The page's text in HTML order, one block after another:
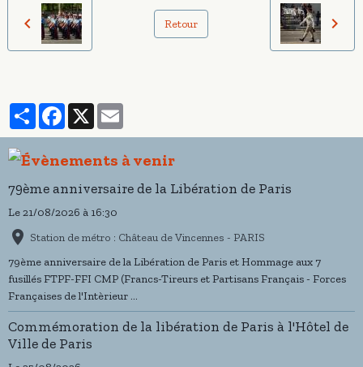
Retour
PartagerFacebook
X
79ème anniversaire de la Libération de Paris
Le 21/08/2026 à 16:30
Station de métro : Château de Vincennes - PARIS
79ème anniversaire de la Libération de Paris et Hommage aux 7
fusillés FTPF-FFI CMP (Francs-Tireurs et Partisans Français - Forces
Françaises de l'Intèrieur ...
Commémoration de la libération de Paris à l'Hôtel de
Ville de Paris